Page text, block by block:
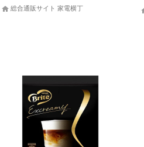
総合通販サイト 家電横丁